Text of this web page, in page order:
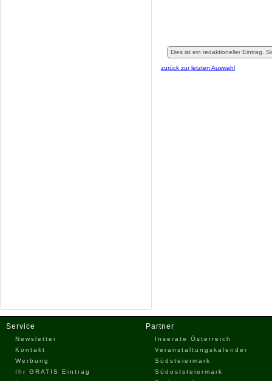
Dies ist ein redaktioneller Eintrag.
zurück zur letzten Auswahl
Service
Newsletter
Kontakt
Werbung
Ihr GRATIS Eintrag
Partner
Inserate Österreich
Veranstaltungskalender
Südsteiermark
Südoststeiermark